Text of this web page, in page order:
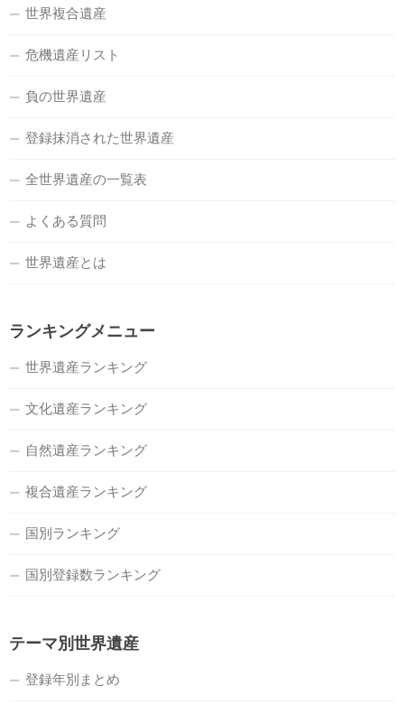
世界複合遺産
危機遺産リスト
負の世界遺産
登録抹消された世界遺産
全世界遺産の一覧表
よくある質問
世界遺産とは
ランキングメニュー
世界遺産ランキング
文化遺産ランキング
自然遺産ランキング
複合遺産ランキング
国別ランキング
国別登録数ランキング
テーマ別世界遺産
登録年別まとめ